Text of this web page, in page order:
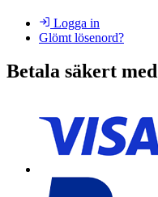
Logga in
Glömt lösenord?
Betala säkert med